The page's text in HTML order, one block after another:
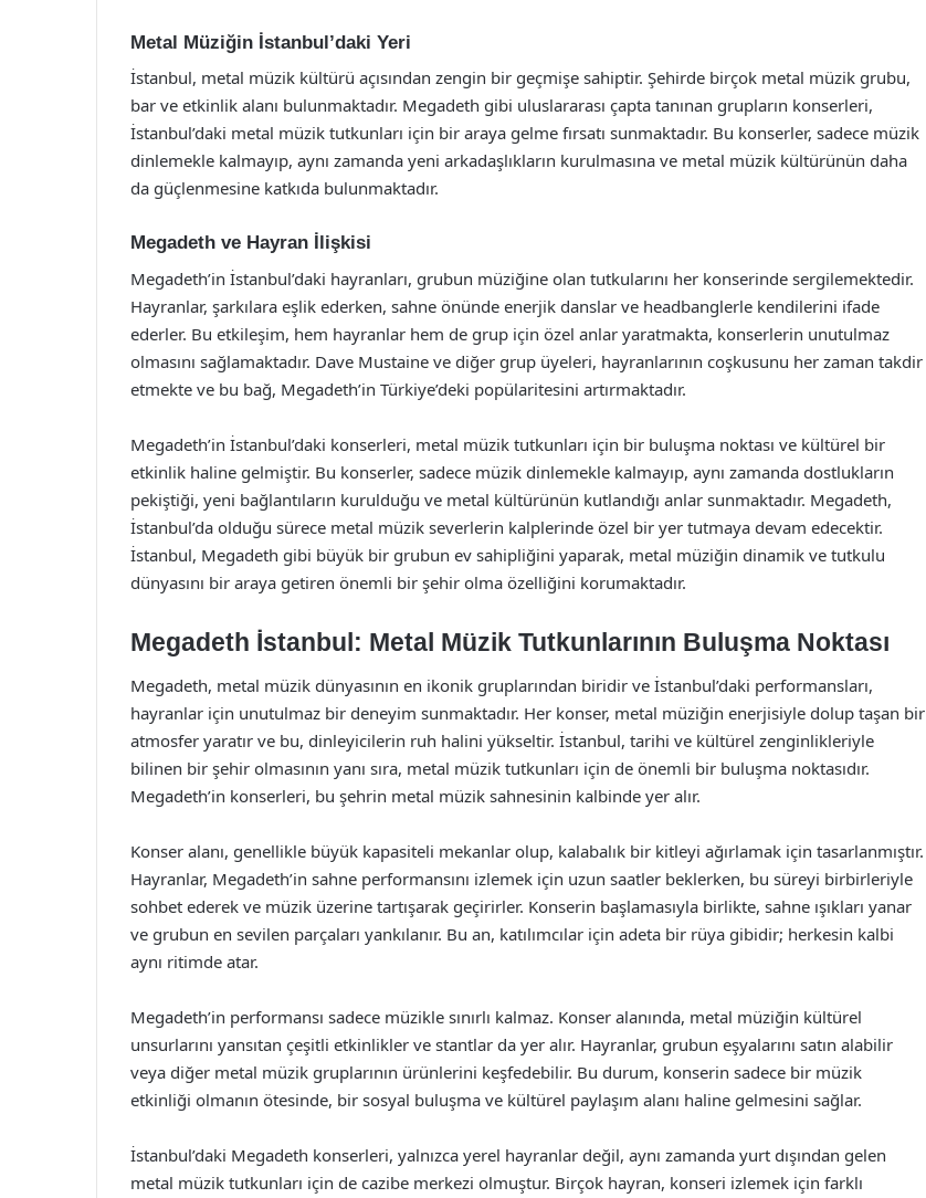
Metal Müziğin İstanbul’daki Yeri
İstanbul, metal müzik kültürü açısından zengin bir geçmişe sahiptir. Şehirde birçok metal müzik grubu,
bar ve etkinlik alanı bulunmaktadır. Megadeth gibi uluslararası çapta tanınan grupların konserleri,
İstanbul’daki metal müzik tutkunları için bir araya gelme fırsatı sunmaktadır. Bu konserler, sadece müzik
dinlemekle kalmayıp, aynı zamanda yeni arkadaşlıkların kurulmasına ve metal müzik kültürünün daha
da güçlenmesine katkıda bulunmaktadır.
Megadeth ve Hayran İlişkisi
Megadeth’in İstanbul’daki hayranları, grubun müziğine olan tutkularını her konserinde sergilemektedir.
Hayranlar, şarkılara eşlik ederken, sahne önünde enerjik danslar ve headbanglerle kendilerini ifade
ederler. Bu etkileşim, hem hayranlar hem de grup için özel anlar yaratmakta, konserlerin unutulmaz
olmasını sağlamaktadır. Dave Mustaine ve diğer grup üyeleri, hayranlarının coşkusunu her zaman takdir
etmekte ve bu bağ, Megadeth’in Türkiye’deki popülaritesini artırmaktadır.
Megadeth’in İstanbul’daki konserleri, metal müzik tutkunları için bir buluşma noktası ve kültürel bir
etkinlik haline gelmiştir. Bu konserler, sadece müzik dinlemekle kalmayıp, aynı zamanda dostlukların
pekiştiği, yeni bağlantıların kurulduğu ve metal kültürünün kutlandığı anlar sunmaktadır. Megadeth,
İstanbul’da olduğu sürece metal müzik severlerin kalplerinde özel bir yer tutmaya devam edecektir.
İstanbul, Megadeth gibi büyük bir grubun ev sahipliğini yaparak, metal müziğin dinamik ve tutkulu
dünyasını bir araya getiren önemli bir şehir olma özelliğini korumaktadır.
Megadeth İstanbul: Metal Müzik Tutkunlarının Buluşma Noktası
Megadeth, metal müzik dünyasının en ikonik gruplarından biridir ve İstanbul’daki performansları,
hayranlar için unutulmaz bir deneyim sunmaktadır. Her konser, metal müziğin enerjisiyle dolup taşan bir
atmosfer yaratır ve bu, dinleyicilerin ruh halini yükseltir. İstanbul, tarihi ve kültürel zenginlikleriyle
bilinen bir şehir olmasının yanı sıra, metal müzik tutkunları için de önemli bir buluşma noktasıdır.
Megadeth’in konserleri, bu şehrin metal müzik sahnesinin kalbinde yer alır.
Konser alanı, genellikle büyük kapasiteli mekanlar olup, kalabalık bir kitleyi ağırlamak için tasarlanmıştır.
Hayranlar, Megadeth’in sahne performansını izlemek için uzun saatler beklerken, bu süreyi birbirleriyle
sohbet ederek ve müzik üzerine tartışarak geçirirler. Konserin başlamasıyla birlikte, sahne ışıkları yanar
ve grubun en sevilen parçaları yankılanır. Bu an, katılımcılar için adeta bir rüya gibidir; herkesin kalbi
aynı ritimde atar.
Megadeth’in performansı sadece müzikle sınırlı kalmaz. Konser alanında, metal müziğin kültürel
unsurlarını yansıtan çeşitli etkinlikler ve stantlar da yer alır. Hayranlar, grubun eşyalarını satın alabilir
veya diğer metal müzik gruplarının ürünlerini keşfedebilir. Bu durum, konserin sadece bir müzik
etkinliği olmanın ötesinde, bir sosyal buluşma ve kültürel paylaşım alanı haline gelmesini sağlar.
İstanbul’daki Megadeth konserleri, yalnızca yerel hayranlar değil, aynı zamanda yurt dışından gelen
metal müzik tutkunları için de cazibe merkezi olmuştur. Birçok hayran, konseri izlemek için farklı